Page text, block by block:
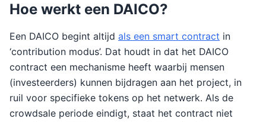
Hoe werkt een DAICO?
Een DAICO begint altijd als een smart contract in
‘contribution modus’. Dat houdt in dat het DAICO
contract een mechanisme heeft waarbij mensen
(investeerders) kunnen bijdragen aan het project, in
ruil voor specifieke tokens op het netwerk. Als de
crowdsale periode eindigt, staat het contract niet